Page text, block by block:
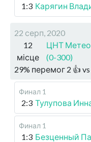
1:3 Карягин
22 серп, 2020
12
місце
ЦНТ
(0-300)
29% перемог 2 👍 vs
Финал 1
2:3 Тулупова
Финал 1
1:3 Безценный